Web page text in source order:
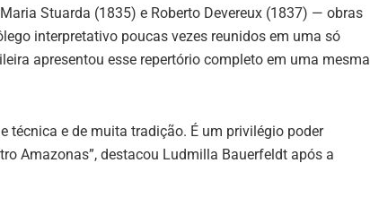
Stuarda (1835) e Roberto Devereux (1837) — obras
interpretativo poucas vezes reunidos em uma só
apresentou esse repertório completo em uma mesma
técnica e de muita tradição. É um privilégio poder
Amazonas”, destacou Ludmilla Bauerfeldt após a